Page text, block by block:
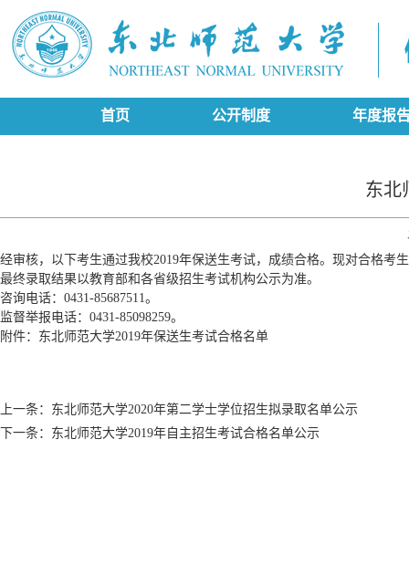
首页 公开制度 年度报
东北
经审核，以下考生通过我校2019年保送生考试，成绩合格。现对合格考
最终录取结果以教育部和各省级招生考试机构公示为准。
咨询电话：0431-85687511。
监督举报电话：0431-85098259。
附件： 东北师范大学2019年保送生考试合格名单
上一条： 东北师范大学2020年第二学士学位招生拟录取名单公示
下一条： 东北师范大学2019年自主招生考试合格名单公示